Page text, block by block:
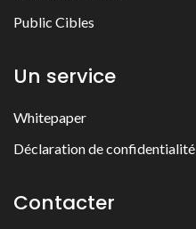
Public Cibles
Un service
Whitepaper
Déclaration de confidentialité
Contacter